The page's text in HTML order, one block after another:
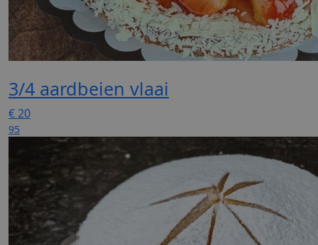
3/4 aardbeien vlaai
€20
95